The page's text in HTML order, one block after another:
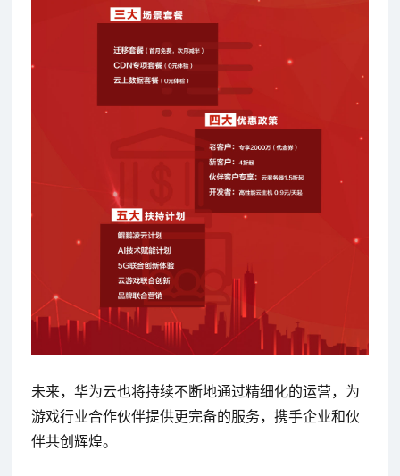
未来，华为云也将持续不断地通过精细化的运营，为
游戏行业合作伙伴提供更完备的服务，携手企业和伙
伴共创辉煌。